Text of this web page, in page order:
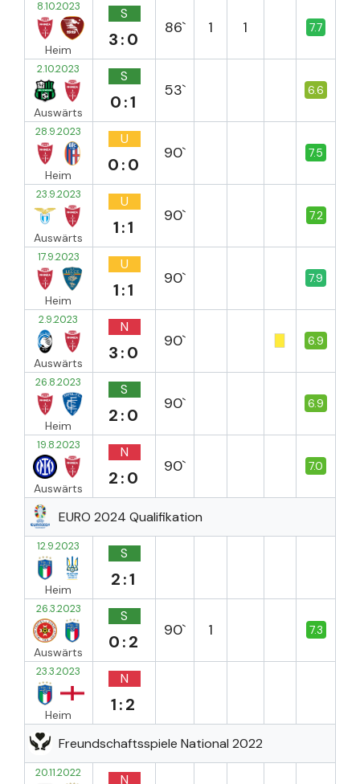
8.10.2023
Heim
S
3:0
86` 1 1 7.7
2.10.2023
Auswärts
S
0:1
53` 6.6
28.9.2023
Heim
U
0:0
90` 7.5
23.9.2023
Auswärts
U
1:1
90` 7.2
17.9.2023
Heim
U
1:1
90` 7.9
2.9.2023
Auswärts
N
3:0
90` 6.9
26.8.2023
Heim
S
2:0
90` 6.9
19.8.2023
Auswärts
N
2:0
90` 7.0
EURO 2024 Qualifikation
12.9.2023
Heim
S
2:1
26.3.2023
Auswärts
S
0:2
90` 1 7.3
23.3.2023
Heim
N
1:2
Freundschaftsspiele National 2022
20.11.2022 N